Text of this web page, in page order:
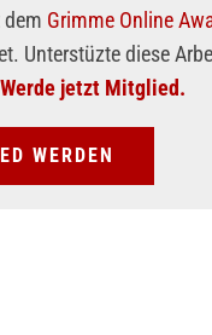
Grimme Online
Unterstüzte diese
Werde jetzt Mitglied.
WERDEN